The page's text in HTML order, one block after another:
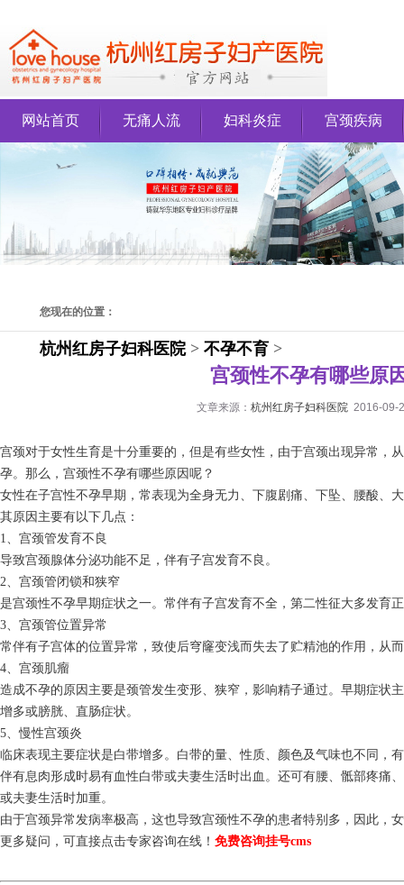
网站首页 无痛人流 妇科炎症 宫颈疾病
您现在的位置：
杭州红房子妇科医院> 不孕不育 >
宫颈性不孕有哪些原
文章来源： 杭州红房子妇科医院 2016-09-
宫颈对于女性生育是十分重要的，但是有些女性，由于宫颈出现异常，
孕。那么，宫颈性不孕有哪些原因呢？
女性在子宫性不孕早期，常表现为全身无力、下腹剧痛、下坠、腰酸、
其原因主要有以下几点：
1、宫颈管发育不良
导致宫颈腺体分泌功能不足，伴有子宫发育不良。
2、宫颈管闭锁和狭窄
是宫颈性不孕早期症状之一。常伴有子宫发育不全，第二性征大多发育
3、宫颈管位置异常
常伴有子宫体的位置异常，致使后穹窿变浅而失去了贮精池的作用，从
4、宫颈肌瘤
造成不孕的原因主要是颈管发生变形、狭窄，影响精子通过。早期症状
增多或膀胱、直肠症状。
5、慢性宫颈炎
临床表现主要症状是白带增多。白带的量、性质、颜色及气味也不同，
伴有息肉形成时易有血性白带或夫妻生活时出血。还可有腰、骶部疼痛
或夫妻生活时加重。
由于宫颈异常发病率极高，这也导致宫颈性不孕的患者特别多，因此，
更多疑问，可直接点击专家咨询在线！ 免费咨询挂号cms